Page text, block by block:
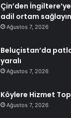
Çin’den
adil ortam sağlayın
Ağustos 7, 2026
Beluçistan’da
yaralı
Ağustos 7, 2026
Köylere Hizmet
Ağustos 7, 2026